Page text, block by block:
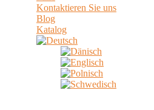
Kontaktieren Sie uns
Blog
Katalog